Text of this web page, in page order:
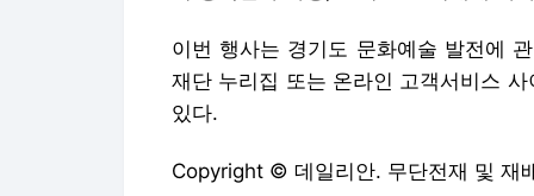
이번 행사는 경기도 문화예술 발전에
재단 누리집 또는 온라인 고객서비스
있다.
Copyright © 데일리안. 무단전재 및 재